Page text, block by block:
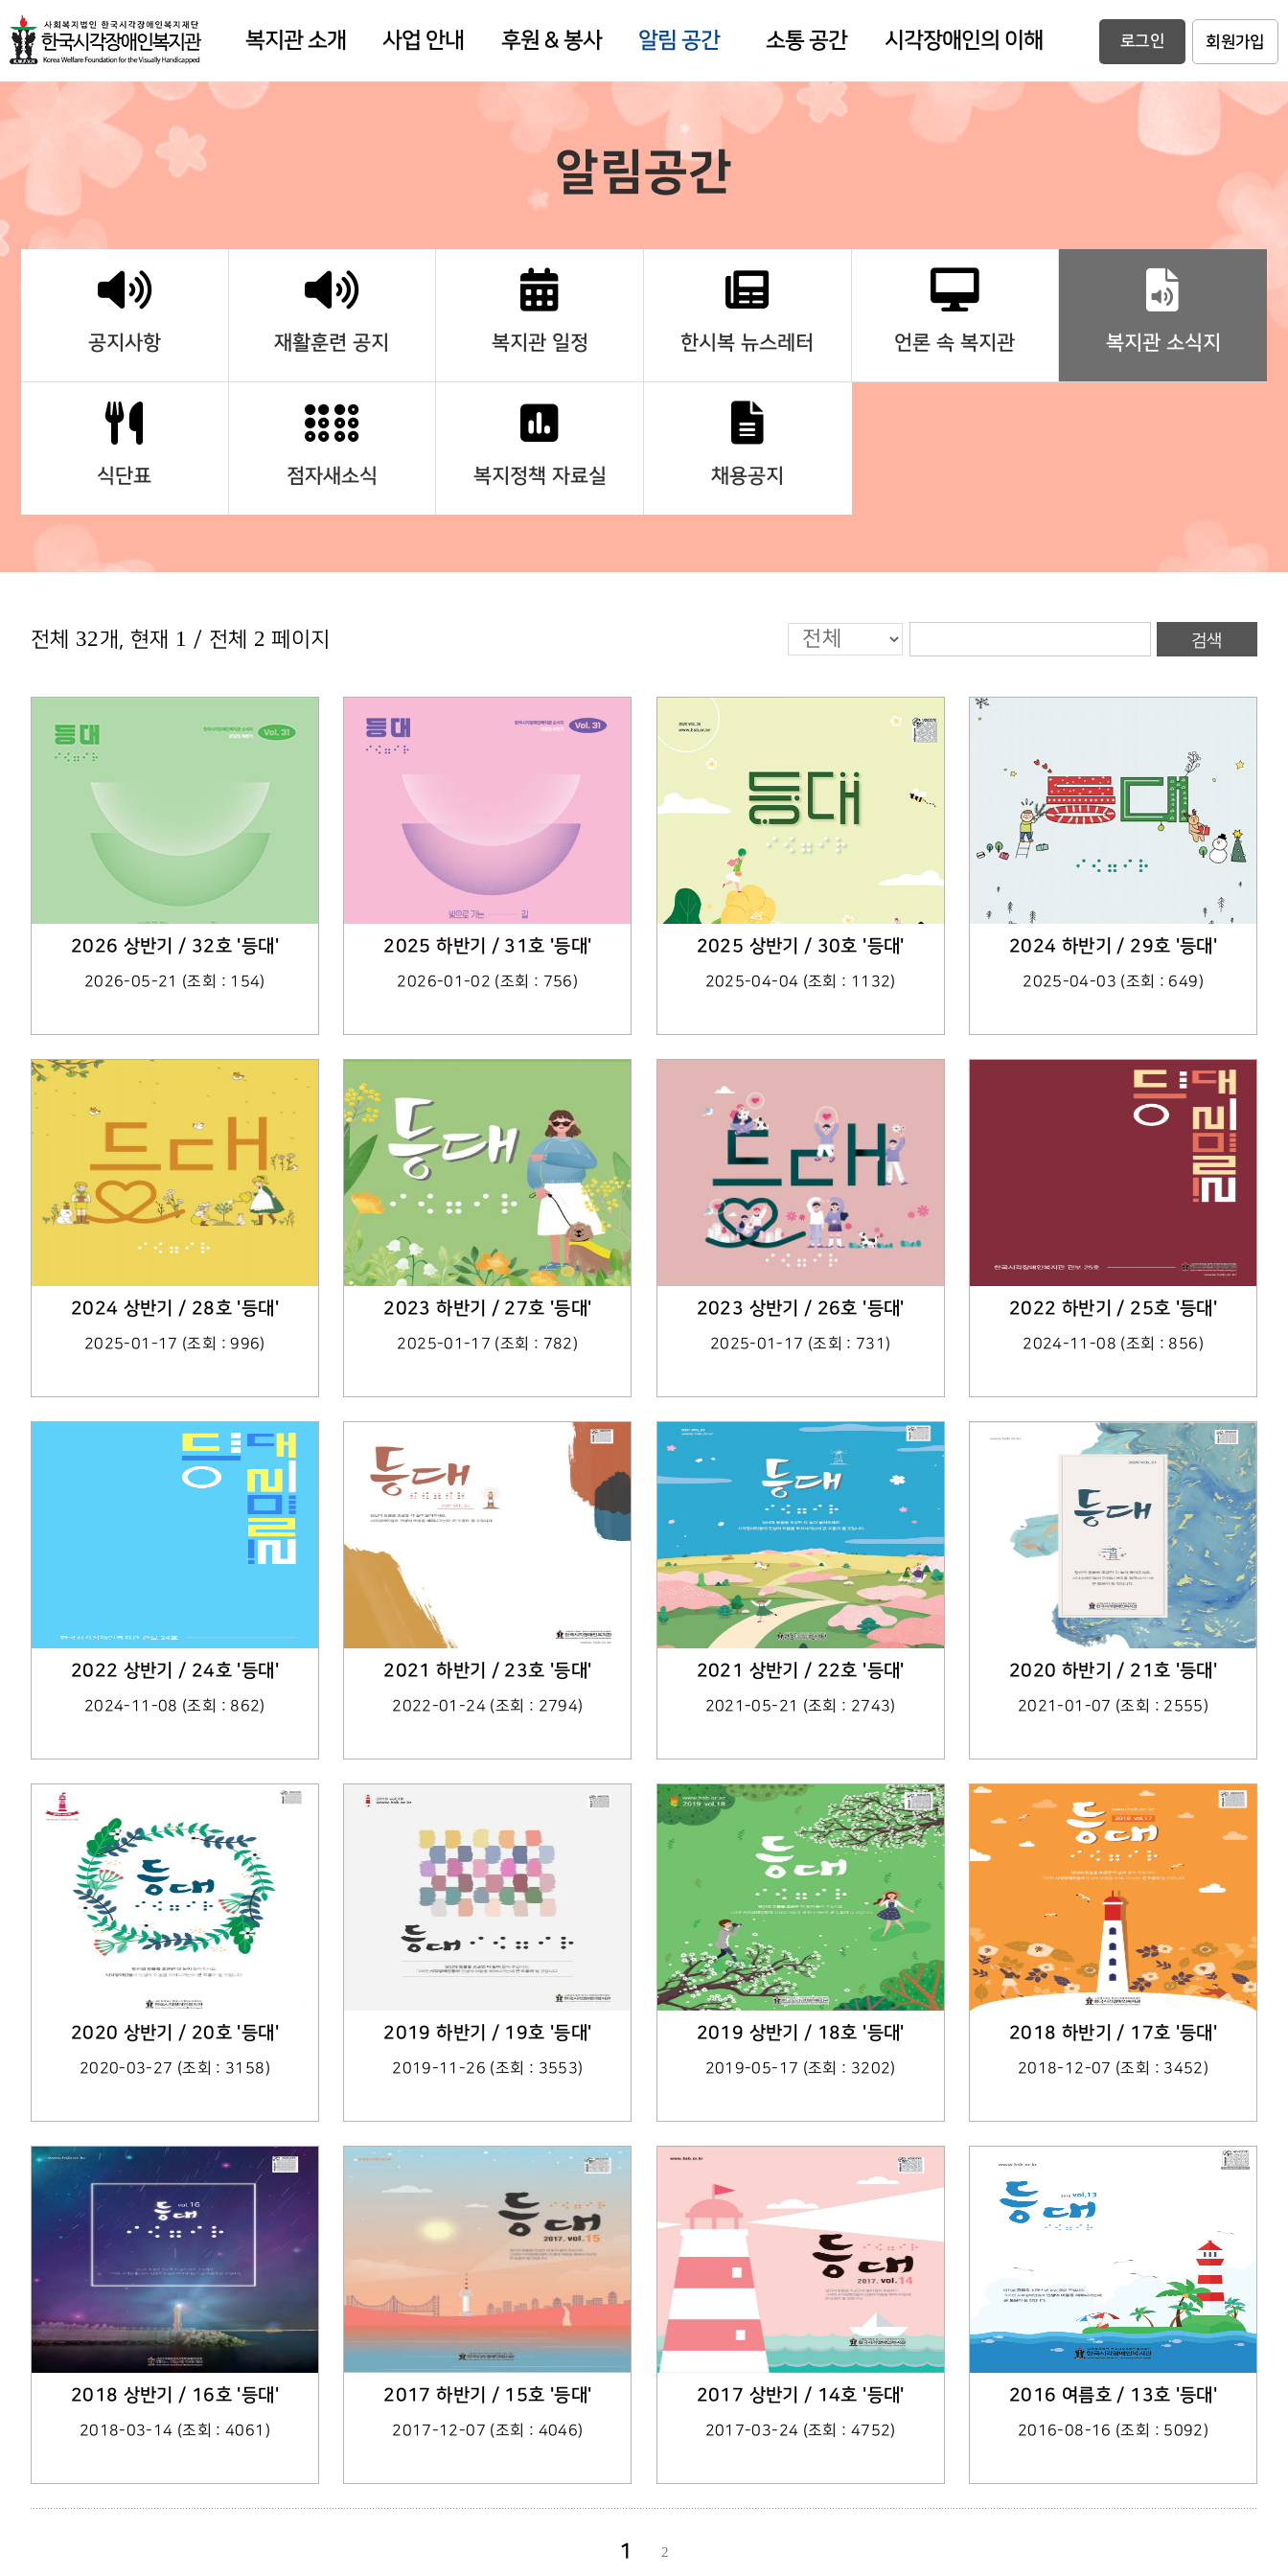
복지관 소개 사업 안내 후원 & 봉사 알림 공간 소통 공간 시각장애인의 이해 로그인 회원가입
알림공간
공지사항 재활훈련 공지 복지관 일정 한시복 뉴스레터 언론 속 복지관 복지관 소식지
식단표 점자새소식 복지정책 자료실 채용공지
전체 32개, 현재 1 / 전체 2 페이지
2026 상반기 / 32호 '등대'
2026-05-21 (조회 : 154)
2025 하반기 / 31호 '등대'
2026-01-02 (조회 : 756)
2025 상반기 / 30호 '등대'
2025-04-04 (조회 : 1132)
2024 하반기 / 29호 '등대'
2025-04-03 (조회 : 649)
2024 상반기 / 28호 '등대'
2025-01-17 (조회 : 996)
2023 하반기 / 27호 '등대'
2025-01-17 (조회 : 782)
2023 상반기 / 26호 '등대'
2025-01-17 (조회 : 731)
2022 하반기 / 25호 '등대'
2024-11-08 (조회 : 856)
2022 상반기 / 24호 '등대'
2024-11-08 (조회 : 862)
2021 하반기 / 23호 '등대'
2022-01-24 (조회 : 2794)
2021 상반기 / 22호 '등대'
2021-05-21 (조회 : 2743)
2020 하반기 / 21호 '등대'
2021-01-07 (조회 : 2555)
2020 상반기 / 20호 '등대'
2020-03-27 (조회 : 3158)
2019 하반기 / 19호 '등대'
2019-11-26 (조회 : 3553)
2019 상반기 / 18호 '등대'
2019-05-17 (조회 : 3202)
2018 하반기 / 17호 '등대'
2018-12-07 (조회 : 3452)
2018 상반기 / 16호 '등대'
2018-03-14 (조회 : 4061)
2017 하반기 / 15호 '등대'
2017-12-07 (조회 : 4046)
2017 상반기 / 14호 '등대'
2017-03-24 (조회 : 4752)
2016 여름호 / 13호 '등대'
2016-08-16 (조회 : 5092)
1 2